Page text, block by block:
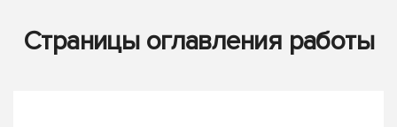
Страницы оглавления работы